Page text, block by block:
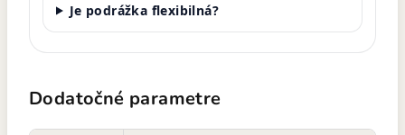
Je podrážka flexibilná?
Dodatočné parametre